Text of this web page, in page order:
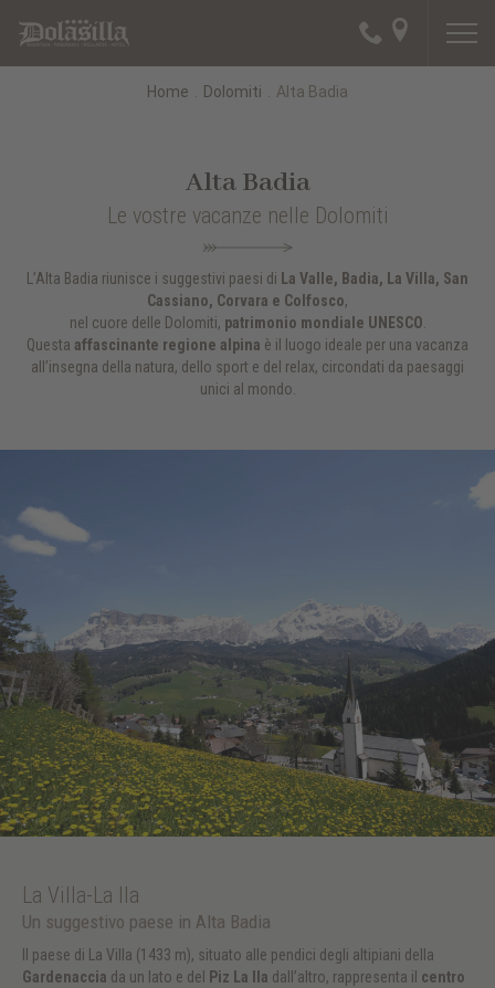
Home Dolomiti Alta Badia
Alta Badia
Le vostre vacanze nelle Dolomiti
L’Alta Badia riunisce i suggestivi paesi di La Valle, Badia, La Villa, San
Cassiano, Corvara e Colfosco,
nel cuore delle Dolomiti, patrimonio mondiale UNESCO.
Questa affascinante regione alpina è il luogo ideale per una vacanza
all’insegna della natura, dello sport e del relax, circondati da paesaggi
unici al mondo.
La Villa-La Ila
Un suggestivo paese in Alta Badia
Il paese di La Villa (1433 m), situato alle pendici degli altipiani della
Gardenaccia da un lato e del Piz La Ila dall’altro, rappresenta il centro